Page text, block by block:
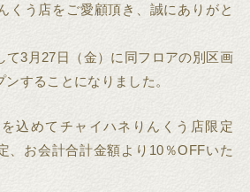
くう店をご愛顧頂き、誠にありがと
て3月27日（金）に同フロアの別区画
することになりました。
込めてチャイハネりんくう店限定
、お会計合計金額より10％OFFいた